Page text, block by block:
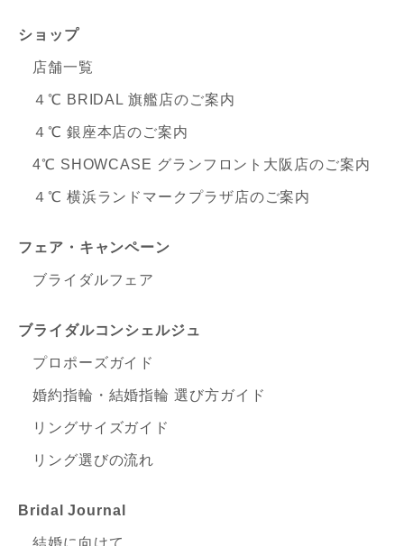
ショップ
店舗一覧
４℃ BRIDAL 旗艦店のご案内
４℃ 銀座本店のご案内
4℃ SHOWCASE グランフロント大阪店のご案内
４℃ 横浜ランドマークプラザ店のご案内
フェア・キャンペーン
ブライダルフェア
ブライダルコンシェルジュ
プロポーズガイド
婚約指輪・結婚指輪 選び方ガイド
リングサイズガイド
リング選びの流れ
Bridal Journal